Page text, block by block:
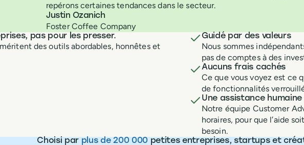
repérons certaines tendances dans le secteur.
Justin Ozanich
Foster Coffee Company
pas pour les presser.
des outils abordables, honnêtes et
Guidé par des valeurs
Nous sommes
pas de comptes à des
Aucuns frais cachés
Ce que vous voyez est ce
de fonctionnalités
Une assistance
Notre équipe Customer
horaires, pour que l’aide
besoin.
Choisi par plus de 200 000 petites entreprises, startups et